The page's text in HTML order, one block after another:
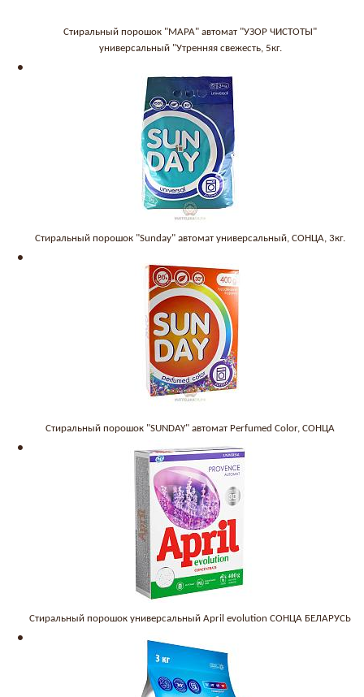
Стиральный порошок "МАРА" автомат "УЗОР ЧИСТОТЫ"
универсальный "Утренняя свежесть, 5кг.
Стиральный порошок "Sunday" автомат универсальный, СОНЦА, 3кг.
Стиральный порошок "SUNDAY" автомат Perfumed Color, СОНЦА
Стиральный порошок универсальный April evolution СОНЦА БЕЛАРУСЬ